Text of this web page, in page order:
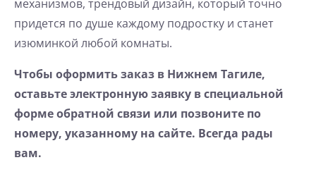
механизмов, трендовый дизайн, который точно
придется по душе каждому подростку и станет
изюминкой любой комнаты.
Чтобы оформить заказ в Нижнем Тагиле,
оставьте электронную заявку в специальной
форме обратной связи или позвоните по
номеру, указанному на сайте. Всегда рады
вам.